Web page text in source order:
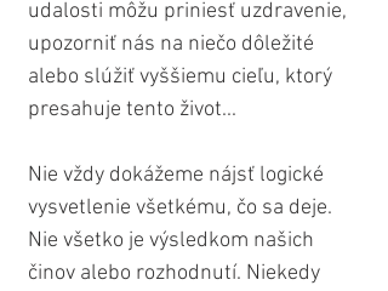
udalosti môžu priniesť uzdravenie,
upozorniť nás na niečo dôležité
alebo slúžiť vyššiemu cieľu, ktorý
presahuje tento život...
Nie vždy dokážeme nájsť logické
vysvetlenie všetkému, čo sa deje.
Nie všetko je výsledkom našich
činov alebo rozhodnutí. Niekedy